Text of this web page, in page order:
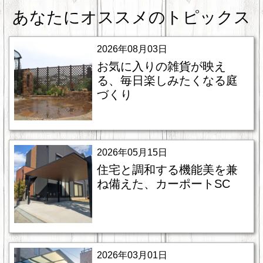
あなたにオススメのトピックス
2026年08月03日
お気に入りの雑貨が映え
る、毎日楽しみたくなる庭
づくり
2026年05月15日
住宅と調和する機能美を兼
ね備えた、カーポートSC
2026年03月01日